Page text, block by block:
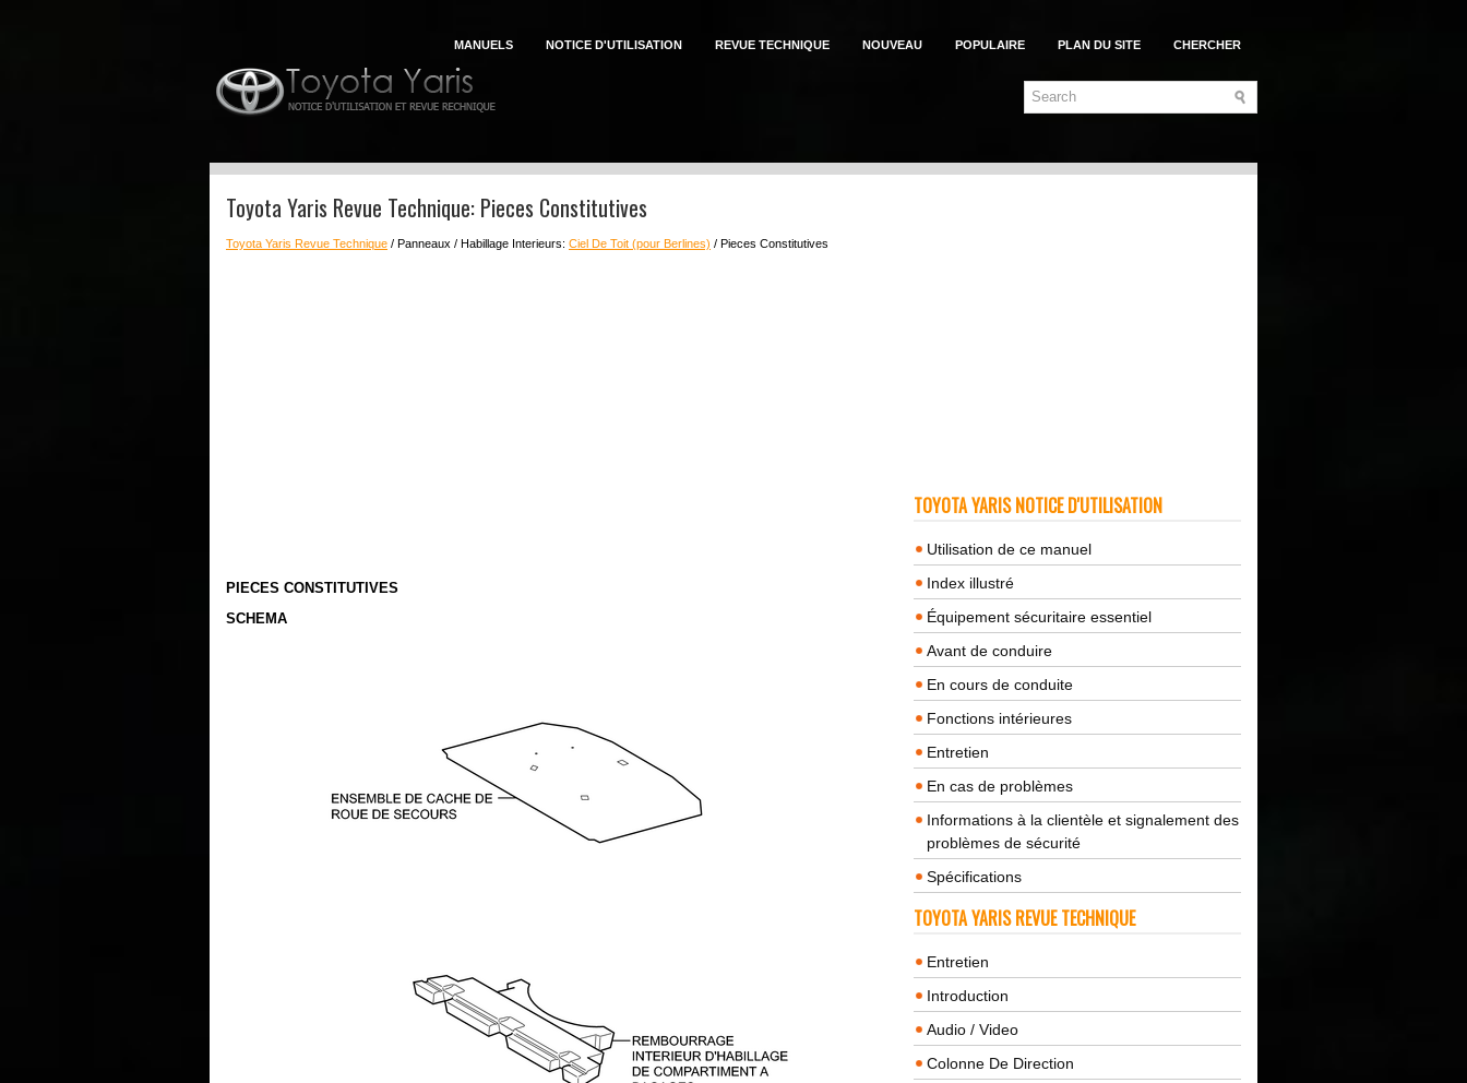
MANUELS NOTICE D'UTILISATION REVUE TECHNIQUE NOUVEAU POPULAIRE PLAN DU SITE CHERCHER
Toyota Yaris Revue Technique: Pieces Constitutives
Toyota Yaris Revue Technique / Panneaux / Habillage Interieurs: Ciel De Toit (pour Berlines) / Pieces Constitutives
PIECES CONSTITUTIVES
SCHEMA
TOYOTA YARIS NOTICE D'UTILISATION
Utilisation de ce manuel
Index illustré
Équipement sécuritaire essentiel
Avant de conduire
En cours de conduite
Fonctions intérieures
Entretien
En cas de problèmes
Informations à la clientèle et signalement des
problèmes de sécurité
Spécifications
TOYOTA YARIS REVUE TECHNIQUE
Entretien
Introduction
Audio / Video
Colonne De Direction